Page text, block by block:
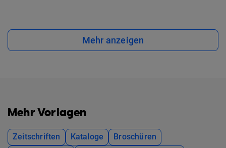
Mehr anzeigen
Mehr Vorlagen
Zeitschriften Kataloge
Broschüren